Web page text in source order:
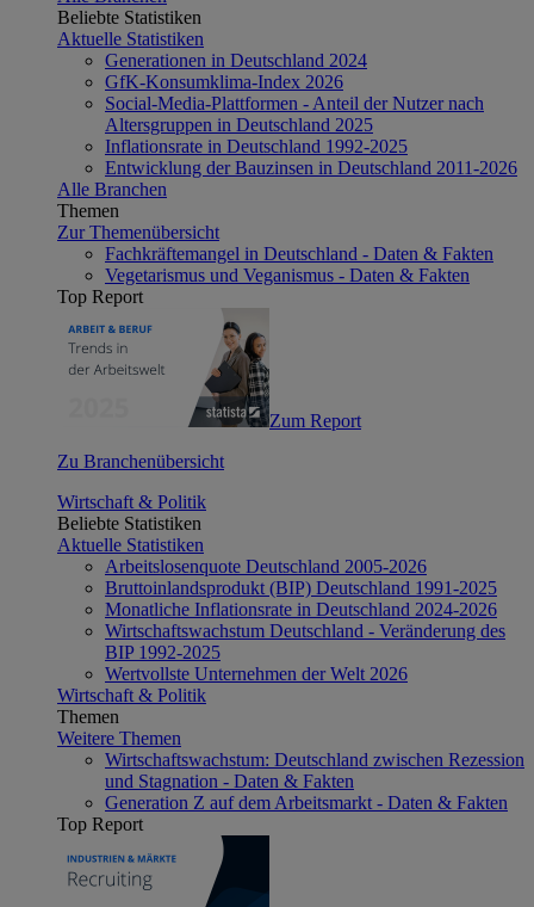
Beliebte Statistiken
Aktuelle Statistiken
Generationen in Deutschland 2024
GfK-Konsumklima-Index 2026
Social-Media-Plattformen - Anteil der Nutzer nach
Altersgruppen in Deutschland 2025
Inflationsrate in Deutschland 1992-2025
Entwicklung der Bauzinsen in Deutschland 2011-2026
Alle Branchen
Themen
Zur Themenübersicht
Fachkräftemangel in Deutschland - Daten & Fakten
Vegetarismus und Veganismus - Daten & Fakten
Top Report
Zum Report
Zu Branchenübersicht
Wirtschaft & Politik
Beliebte Statistiken
Aktuelle Statistiken
Arbeitslosenquote Deutschland 2005-2026
Bruttoinlandsprodukt (BIP) Deutschland 1991-2025
Monatliche Inflationsrate in Deutschland 2024-2026
Wirtschaftswachstum Deutschland - Veränderung des
BIP 1992-2025
Wertvollste Unternehmen der Welt 2026
Wirtschaft & Politik
Themen
Weitere Themen
Wirtschaftswachstum: Deutschland zwischen Rezession
und Stagnation - Daten & Fakten
Generation Z auf dem Arbeitsmarkt - Daten & Fakten
Top Report